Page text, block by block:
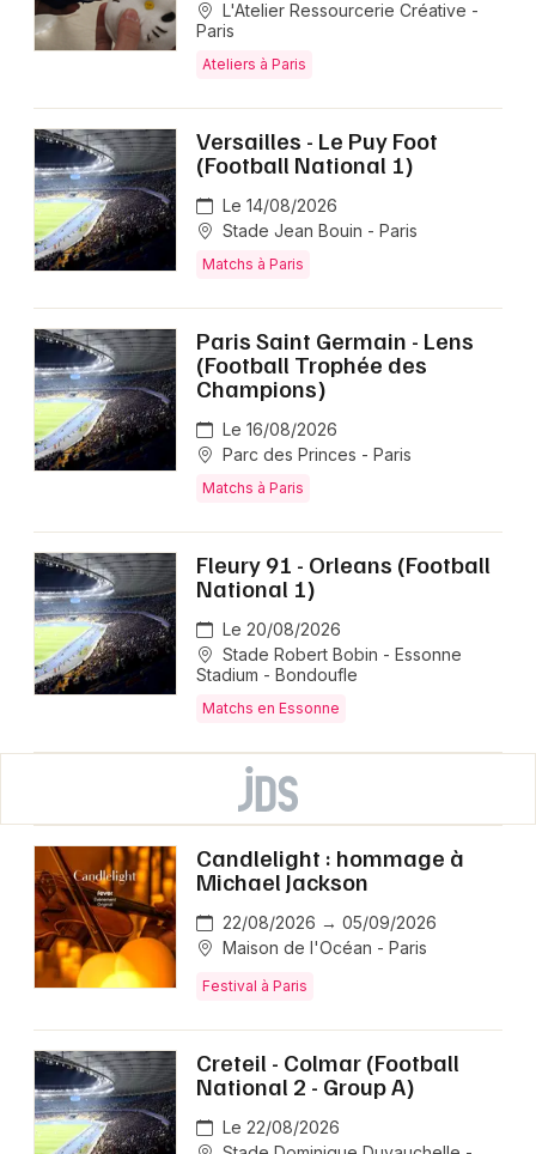
L'Atelier Ressourcerie Créative -
Paris
Ateliers à Paris
Versailles - Le Puy Foot
(Football National 1)
Le 14/08/2026
Stade Jean Bouin - Paris
Matchs à Paris
Paris Saint Germain - Lens
(Football Trophée des
Champions)
Le 16/08/2026
Parc des Princes - Paris
Matchs à Paris
Fleury 91 - Orleans (Football
National 1)
Le 20/08/2026
Stade Robert Bobin - Essonne
Stadium - Bondoufle
Matchs en Essonne
Candlelight : hommage à
Michael Jackson
22/08/2026 → 05/09/2026
Maison de l'Océan - Paris
Festival à Paris
Creteil - Colmar (Football
National 2 - Group A)
Le 22/08/2026